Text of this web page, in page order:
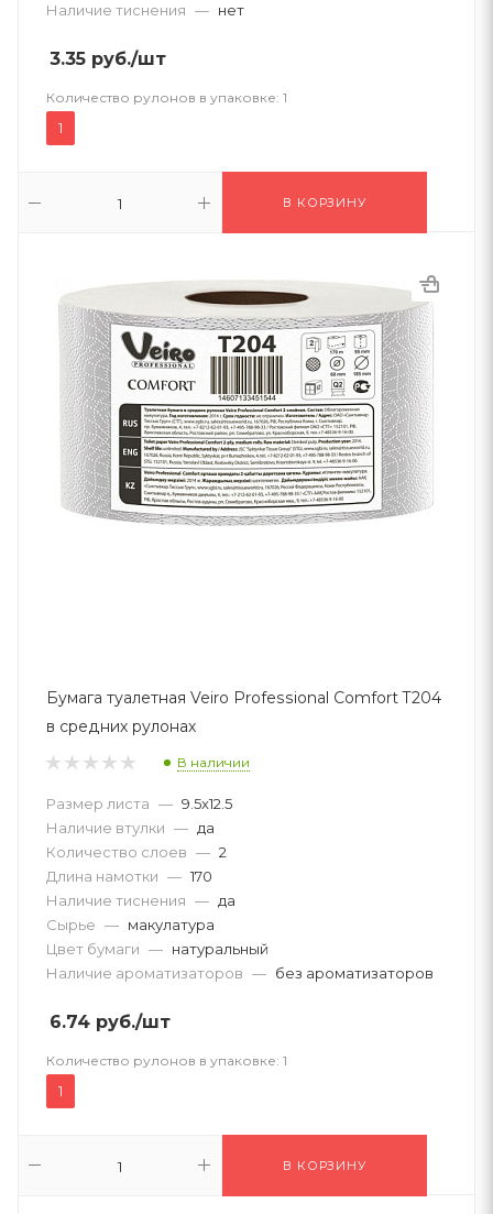
Наличие тиснения — нет
3.35 руб./шт
Количество рулонов в упаковке: 1
1
В КОРЗИНУ
Бумага туалетная Veiro Professional Comfort T204
в средних рулонах
В наличии
Размер листа — 9.5x12.5
Наличие втулки — да
Количество слоев — 2
Длина намотки — 170
Наличие тиснения — да
Сырье — макулатура
Цвет бумаги — натуральный
Наличие ароматизаторов — без ароматизаторов
6.74 руб./шт
Количество рулонов в упаковке: 1
1
В КОРЗИНУ